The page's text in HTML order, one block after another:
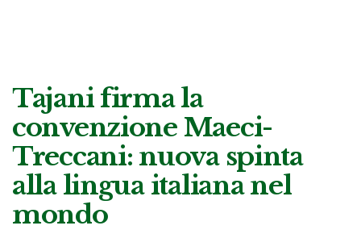
Tajani firma la
convenzione Maeci-
Treccani: nuova spinta
alla lingua italiana nel
mondo